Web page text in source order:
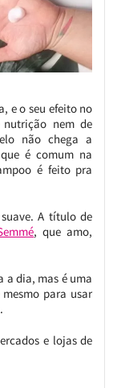
e o seu efeito no
nem de
não chega a
é comum na
é feito pra
A título de
, que amo,
a dia, mas é uma
para usar
e lojas de